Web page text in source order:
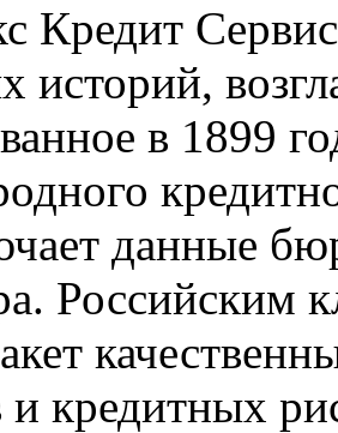
Кредит
историй,
в 1899
данные
Российским
кредитных